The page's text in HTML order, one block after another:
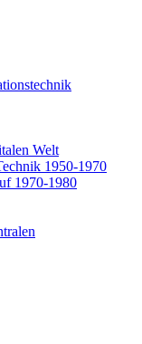
Welt
1950-1970
1970-1980